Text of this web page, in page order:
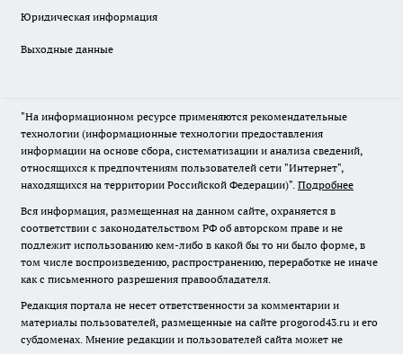
Юридическая информация
Выходные данные
"На информационном ресурсе применяются рекомендательные
технологии (информационные технологии предоставления
информации на основе сбора, систематизации и анализа сведений,
относящихся к предпочтениям пользователей сети "Интернет",
находящихся на территории Российской Федерации)". Подробнее
Вся информация, размещенная на данном сайте, охраняется в
соответствии с законодательством РФ об авторском праве и не
подлежит использованию кем-либо в какой бы то ни было форме, в
том числе воспроизведению, распространению, переработке не иначе
как с письменного разрешения правообладателя.
Редакция портала не несет ответственности за комментарии и
материалы пользователей, размещенные на сайте progorod43.ru и его
субдоменах. Мнение редакции и пользователей сайта может не